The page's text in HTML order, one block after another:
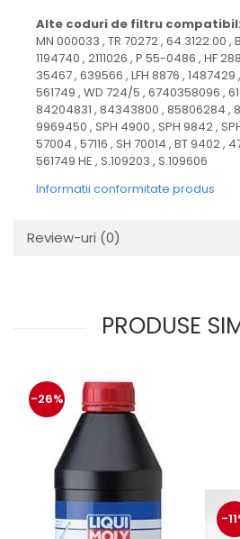
Alte coduri de filtru compatibil:
MN 000033 , TR 70272 , 64.3122.00 ,
1194740 , 2111026 , P 55-0486 , HF
35467 , 639566 , LFH 8876 , 1487429
561749 , WD 724/5 , 6740358096 ,
84204831 , 84343800 , 85806284 ,
9969450 , SPH 4900 , SPH 9842 ,
57004 , 57116 , SH 70014 , BT 9402 ,
561749 HE , S.109203 , S.109606
Informatii conformitate produs
Review-uri (0)
PRODUSE
-26%
-